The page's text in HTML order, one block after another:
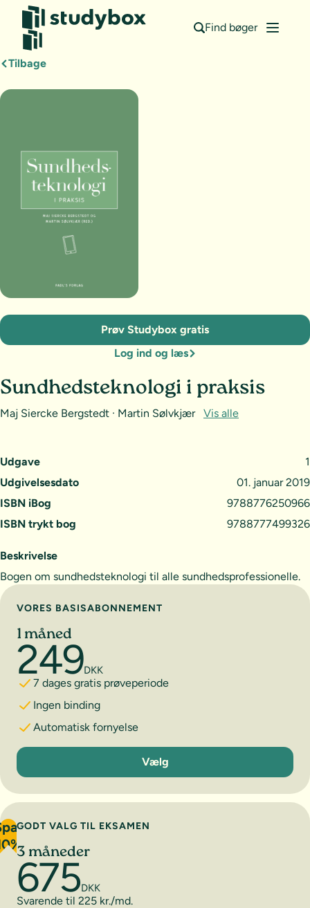
Find bøger
Tilbage
Udgave
1
Udgivelsesdato
01. januar 2019
ISBN iBog
9788776250966
ISBN trykt bog
9788777499326
Sundhedsteknologi i praksis
Maj Siercke Bergstedt · Martin Sølvkjær Vis alle
Prøv Studybox gratis
Log ind og læs
Beskrivelse
Bogen om sundhedsteknologi til alle sundhedsprofessionelle.
Vælg abonnement
VORES BASISABONNEMENT
1 måned
249DKK
7 dages gratis prøveperiode
Ingen binding
Automatisk fornyelse
1 måned
Vælg
GODT VALG TIL EKSAMEN
3 måneder
675DKK
Svarende til 225 kr./md.